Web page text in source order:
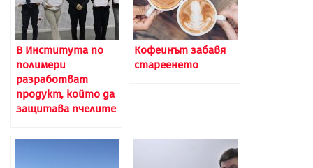
В Института по
полимери
разработват
продукт, който да
защитава пчелите
Кофеинът забавя
стареенето